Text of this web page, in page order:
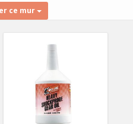
ce mur